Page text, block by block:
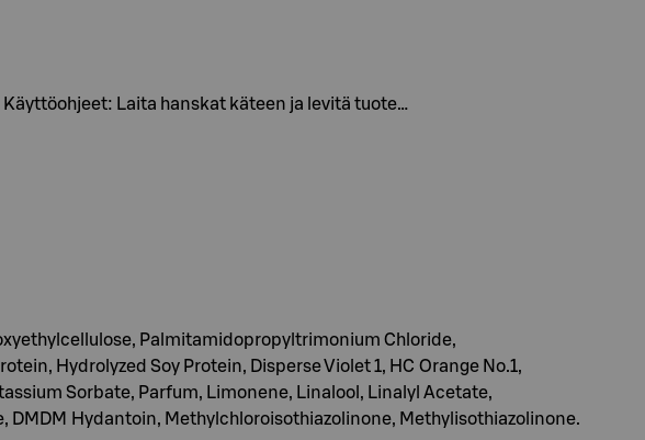
Laita hanskat käteen ja levitä tuote…
Palmitamidopropyltrimonium Chloride,
Hydrolyzed Soy Protein, Disperse Violet 1, HC Orange No.1,
Sorbate, Parfum, Limonene, Linalool, Linalyl Acetate,
Hydantoin, Methylchloroisothiazolinone, Methylisothiazolinone.